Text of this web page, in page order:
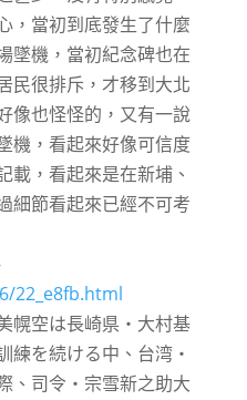
，當初到底發生了什麼
墜機，當初紀念碑也在
民很排斥，才移到大北
像也怪怪的，又有一說
機，看起來好像可信度
載，看起來是在新埔、
細節看起來已經不可考
22_e8fb.html
幌空は長崎県・大村基
練を続ける中、台湾・
、司令・宗雪新之助大